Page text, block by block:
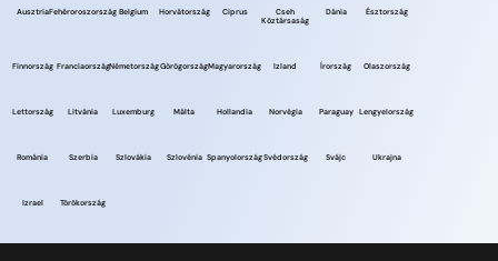
AusztriaFehéroroszország Belgium Horvátország Ciprus
Cseh
Köztársaság
Dánia Észtország
Finnország FranciaországNémetországGörögországMagyarország Izland Írország Olaszország
Lettország Litvánia Luxemburg Málta Hollandia Norvégia Paraguay Lengyelország
Románia Szerbia Szlovákia Szlovénia SpanyolországSvédország Svájc Ukrajna
Izrael Törökország